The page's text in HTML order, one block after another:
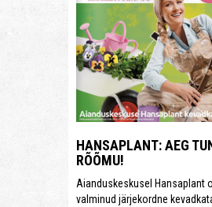
HANSAPLANT: AEG
RÕÕMU!
Aianduskeskusel Hansaplant
valminud järjekordne